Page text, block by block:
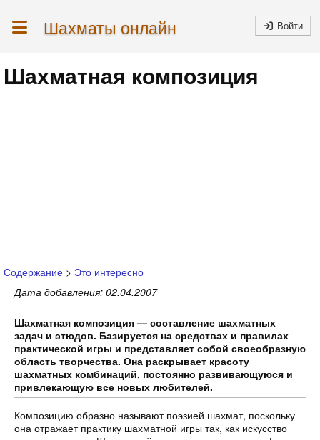
Шахматы онлайн Войти
Шахматная композиция
Содержание > Это интересно
Дата добавления: 02.04.2007
Шахматная композиция — составление шахматных
задач и этюдов. Базируется на средствах и правилах
практической игры и представляет собой своеобразную
область творчества. Она раскрывает красоту
шахматных комбинаций, постоянно развивающуюся и
привлекающую все новых любителей.
Композицию образно называют поэзией шахмат, поскольку
она отражает практику шахматной игры так, как искусство